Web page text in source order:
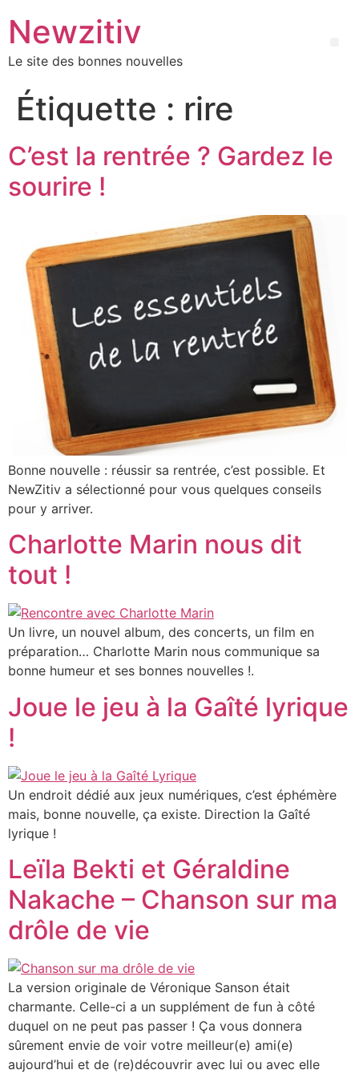
Newzitiv
Le site des bonnes nouvelles
Étiquette : rire
C’est la rentrée ? Gardez le
sourire !
Bonne nouvelle : réussir sa rentrée, c’est possible. Et
NewZitiv a sélectionné pour vous quelques conseils
pour y arriver.
Charlotte Marin nous dit
tout !
Un livre, un nouvel album, des concerts, un film en
préparation… Charlotte Marin nous communique sa
bonne humeur et ses bonnes nouvelles !.
Joue le jeu à la Gaîté lyrique
!
Un endroit dédié aux jeux numériques, c’est éphémère
mais, bonne nouvelle, ça existe. Direction la Gaîté
lyrique !
Leïla Bekti et Géraldine
Nakache – Chanson sur ma
drôle de vie
La version originale de Véronique Sanson était
charmante. Celle-ci a un supplément de fun à côté
duquel on ne peut pas passer ! Ça vous donnera
sûrement envie de voir votre meilleur(e) ami(e)
aujourd’hui et de (re)découvrir avec lui ou avec elle